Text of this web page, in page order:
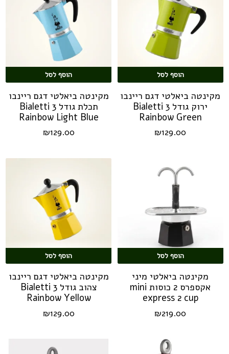
הוסף לסל
מקינטה ביאלטי דגם ריינבו
ירוק גודל 3 Bialetti
Rainbow Green
₪129.00
הוסף לסל
מקינטה ביאלטי דגם ריינבו
תכלת גודל 3 Bialetti
Rainbow Light Blue
₪129.00
הוסף לסל
מקינטה ביאלטי מיני
אקספרס 2 כוסות mini
express 2 cup
₪219.00
הוסף לסל
מקינטה ביאלטי דגם ריינבו
צהוב גודל 3 Bialetti
Rainbow Yellow
₪129.00